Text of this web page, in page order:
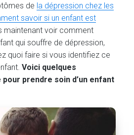
de la dépression chez les
savoir si un enfant est
maintenant voir comment
qui souffre de dépression,
quoi faire si vous identifiez ce
Voici quelques
prendre soin d’un enfant